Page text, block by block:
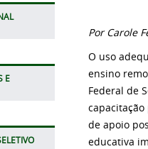
E
Por Carole
O uso
ensino
Federal de
de apoio
educativa